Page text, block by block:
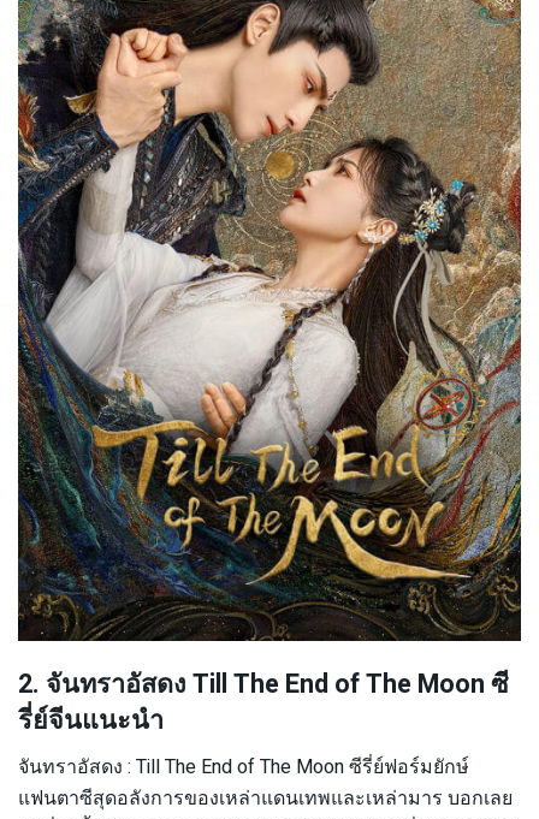
2. จันทราอัสดง Till The End of The Moon ซี
รี่ย์จีนแนะนำ
จันทราอัสดง : Till The End of The Moon ซีรี่ย์ฟอร์มยักษ์
แฟนตาซีสุดอลังการของเหล่าแดนเทพและเหล่ามาร บอกเลย